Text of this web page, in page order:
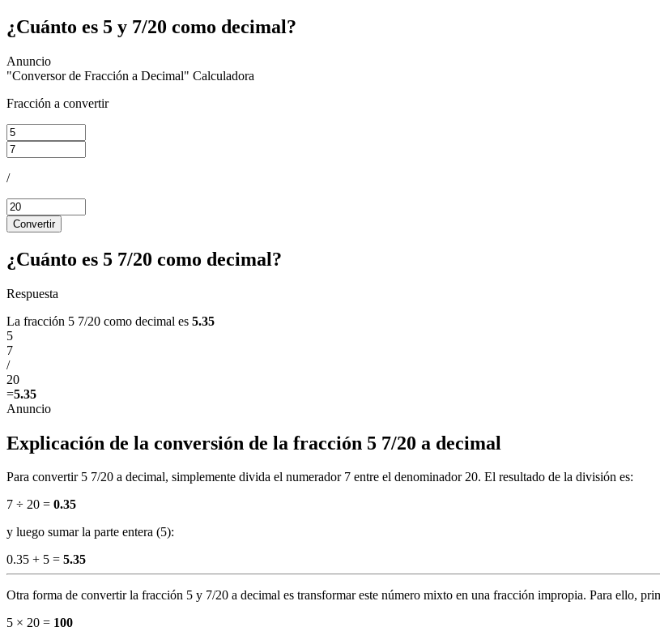
¿Cuánto es 5 y 7/20 como decimal?
"Conversor de Fracción a Decimal" Calculadora
Fracción a convertir
/
Convertir
¿Cuánto es 5 7/20 como decimal?
Respuesta
La fracción 5 7/20 como decimal es 5.35
5
7
/
20
=5.35
Explicación de la conversión de la fracción 5 7/20 a decimal
Para convertir 5 7/20 a decimal, simplemente divida el numerador 7 entre el denominador 20. El resultado de la división es:
7 ÷ 20 = 0.35
y luego sumar la parte entera (5):
0.35 + 5 = 5.35
Otra forma de convertir la fracción 5 y 7/20 a decimal es transformar este número mixto en una fracción impropia. Para ello,
5 × 20 = 100